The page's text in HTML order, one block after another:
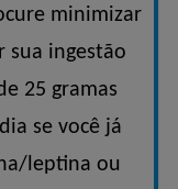
minimizar
sua ingestão
25 gramas
se você já
leptina ou